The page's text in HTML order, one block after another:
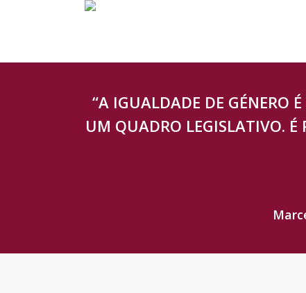
content
“A IGUALDADE DE GÉNERO
UM QUADRO LEGISLATIVO. É